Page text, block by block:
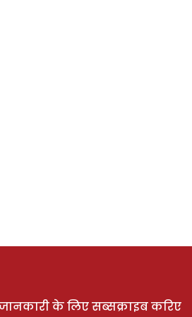
के लिए सब्सक्राइब करिए